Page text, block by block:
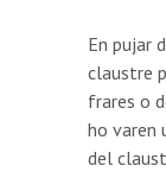
En pujar
claustre
frares o
ho varen
del